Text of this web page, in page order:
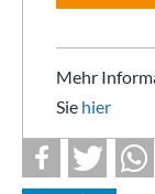
Mehr
Sie hier